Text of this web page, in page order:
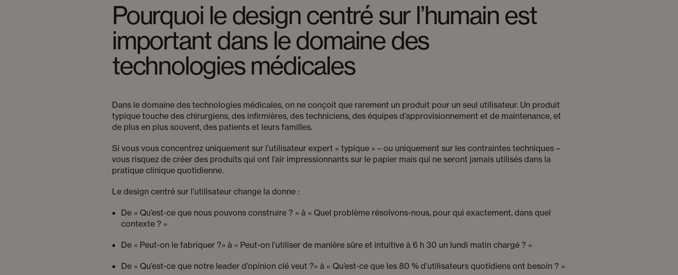
Pourquoi le design centré sur l’humain est
important dans le domaine des
technologies médicales
Dans le domaine des technologies médicales, on ne conçoit que rarement un produit pour un seul utilisateur. Un produit
typique touche des chirurgiens, des infirmières, des techniciens, des équipes d’approvisionnement et de maintenance, et
de plus en plus souvent, des patients et leurs familles.
Si vous vous concentrez uniquement sur l’utilisateur expert « typique » – ou uniquement sur les contraintes techniques –
vous risquez de créer des produits qui ont l’air impressionnants sur le papier mais qui ne seront jamais utilisés dans la
pratique clinique quotidienne.
Le design centré sur l’utilisateur change la donne :
De « Qu’est-ce que nous pouvons construire ? » à « Quel problème résolvons-nous, pour qui exactement, dans quel
contexte ? »
De « Peut-on le fabriquer ?» à « Peut-on l’utiliser de manière sûre et intuitive à 6 h 30 un lundi matin chargé ? »
De « Qu’est-ce que notre leader d’opinion clé veut ?» à « Qu’est-ce que les 80 % d’utilisateurs quotidiens ont besoin ? »